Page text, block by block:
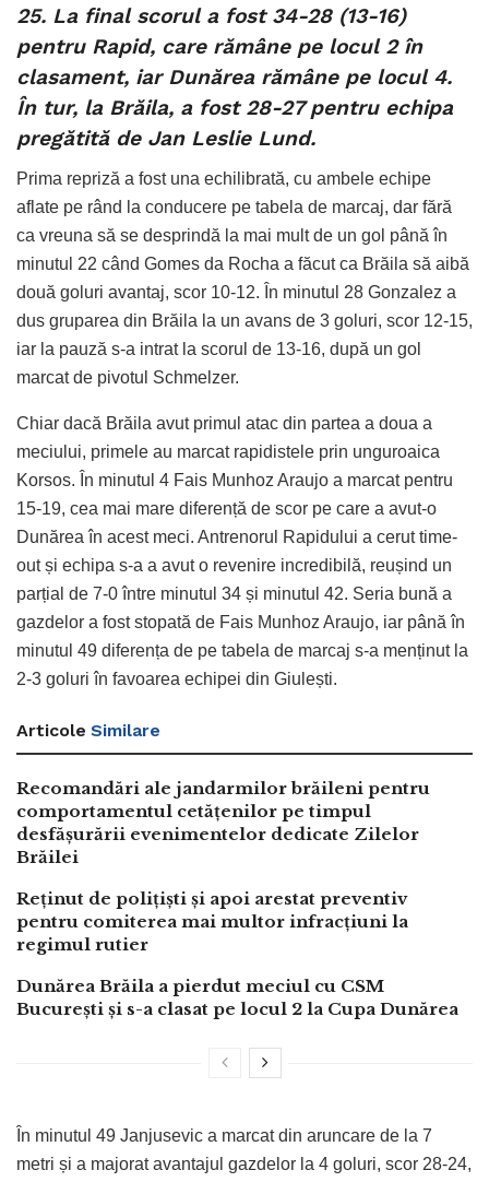
25. La final scorul a fost 34-28 (13-16)
pentru Rapid, care rămâne pe locul 2 în
clasament, iar Dunărea rămâne pe locul 4.
În tur, la Brăila, a fost 28-27 pentru echipa
pregătită de Jan Leslie Lund.
Prima repriză a fost una echilibrată, cu ambele echipe
aflate pe rând la conducere pe tabela de marcaj, dar fără
ca vreuna să se desprindă la mai mult de un gol până în
minutul 22 când Gomes da Rocha a făcut ca Brăila să aibă
două goluri avantaj, scor 10-12. În minutul 28 Gonzalez a
dus gruparea din Brăila la un avans de 3 goluri, scor 12-15,
iar la pauză s-a intrat la scorul de 13-16, după un gol
marcat de pivotul Schmelzer.
Chiar dacă Brăila avut primul atac din partea a doua a
meciului, primele au marcat rapidistele prin unguroaica
Korsos. În minutul 4 Fais Munhoz Araujo a marcat pentru
15-19, cea mai mare diferență de scor pe care a avut-o
Dunărea în acest meci. Antrenorul Rapidului a cerut time-
out și echipa s-a a avut o revenire incredibilă, reușind un
parțial de 7-0 între minutul 34 și minutul 42. Seria bună a
gazdelor a fost stopată de Fais Munhoz Araujo, iar până în
minutul 49 diferența de pe tabela de marcaj s-a menținut la
2-3 goluri în favoarea echipei din Giulești.
Articole Similare
Recomandări ale jandarmilor brăileni pentru
comportamentul cetățenilor pe timpul
desfășurării evenimentelor dedicate Zilelor
Brăilei
Reținut de polițiști și apoi arestat preventiv
pentru comiterea mai multor infracțiuni la
regimul rutier
Dunărea Brăila a pierdut meciul cu CSM
București și s-a clasat pe locul 2 la Cupa Dunărea
În minutul 49 Janjusevic a marcat din aruncare de la 7
metri și a majorat avantajul gazdelor la 4 goluri, scor 28-24,